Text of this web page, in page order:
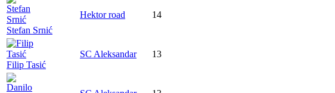
Stefan Srnić
Hektor road 14
Filip Tasić
SC Aleksandar 13